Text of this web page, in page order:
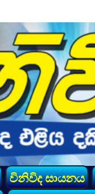
විනිවිද සායනය